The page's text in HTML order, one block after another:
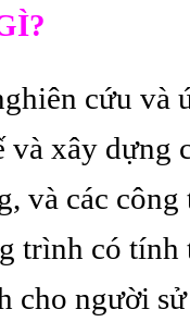
cứu và
xây dựng
và các
trình có
cho người